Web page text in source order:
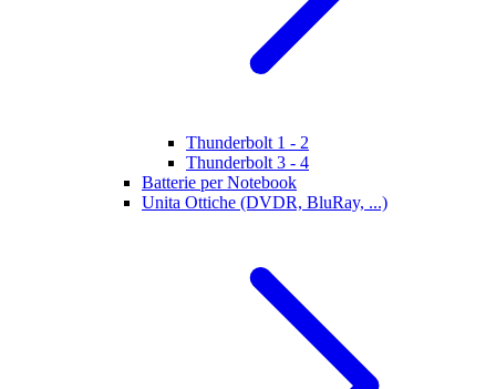
Thunderbolt 1 - 2
Thunderbolt 3 - 4
Batterie per Notebook
Unita Ottiche (DVDR, BluRay, ...)